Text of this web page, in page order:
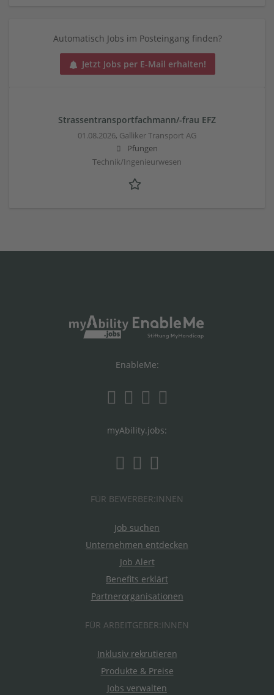
Automatisch Jobs im Posteingang finden?
Jetzt Jobs per E-Mail erhalten!
Strassentransportfachmann/-frau EFZ
01.08.2026, Galliker Transport AG
Pfungen
Technik/Ingenieurwesen
EnableMe:
myAbility.jobs:
FÜR BEWERBER:INNEN
Job suchen
Unternehmen entdecken
Job Alert
Benefits erklärt
Partnerorganisationen
FÜR ARBEITGEBER:INNEN
Inklusiv rekrutieren
Produkte & Preise
Jobs verwalten